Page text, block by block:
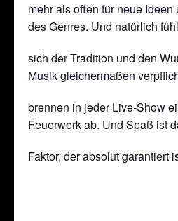
mehr als offen für neue Ideen
des Genres. Und natürlich
sich der Tradition und den
Musik gleichermaßen
brennen in jeder Live-Show
Feuerwerk ab. Und Spaß ist
Faktor, der absolut garantiert